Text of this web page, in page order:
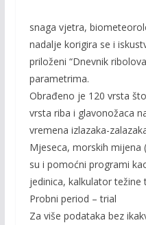
snaga vjetra,
nadalje korigira se i
priloženi “Dnevnik
parametrima.
Obrađeno je 120 vrsta
vrsta riba i glavonožaca
vremena izlazaka-
Mjeseca, morskih mijena
su i pomoćni programi
jedinica, kalkulator
Probni period – trial
Za više podataka bez